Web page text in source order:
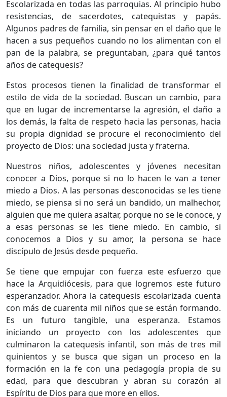
Escolarizada en todas las parroquias. Al principio hubo
resistencias, de sacerdotes, catequistas y papás.
Algunos padres de familia, sin pensar en el daño que le
hacen a sus pequeños cuando no los alimentan con el
pan de la palabra, se preguntaban, ¿para qué tantos
años de catequesis?
Estos procesos tienen la finalidad de transformar el
estilo de vida de la sociedad. Buscan un cambio, para
que en lugar de incrementarse la agresión, el daño a
los demás, la falta de respeto hacia las personas, hacia
su propia dignidad se procure el reconocimiento del
proyecto de Dios: una sociedad justa y fraterna.
Nuestros niños, adolescentes y jóvenes necesitan
conocer a Dios, porque si no lo hacen le van a tener
miedo a Dios. A las personas desconocidas se les tiene
miedo, se piensa si no será un bandido, un malhechor,
alguien que me quiera asaltar, porque no se le conoce, y
a esas personas se les tiene miedo. En cambio, si
conocemos a Dios y su amor, la persona se hace
discípulo de Jesús desde pequeño.
Se tiene que empujar con fuerza este esfuerzo que
hace la Arquidiócesis, para que logremos este futuro
esperanzador. Ahora la catequesis escolarizada cuenta
con más de cuarenta mil niños que se están formando.
Es un futuro tangible, una esperanza. Estamos
iniciando un proyecto con los adolescentes que
culminaron la catequesis infantil, son más de tres mil
quinientos y se busca que sigan un proceso en la
formación en la fe con una pedagogía propia de su
edad, para que descubran y abran su corazón al
Espíritu de Dios para que more en ellos.